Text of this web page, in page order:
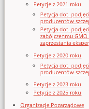
Petycje z 2021 roku
Petycja dot.
producentów
Petycja dot.
zabójczenmu GMO
zaprzestania
Petycje z 2020 roku
Petycja dot.
producentów
Petycje z 2023 roku
Petycje z 2025 roku
Organizacje Pozarządowe